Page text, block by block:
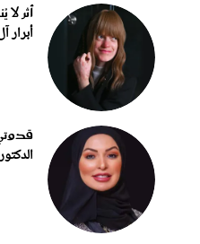
أثر لا
أبرار